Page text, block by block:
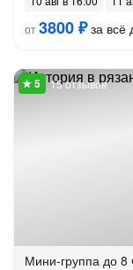
от3800 ₽за всё
15 отзывов
Мини-группа до 8